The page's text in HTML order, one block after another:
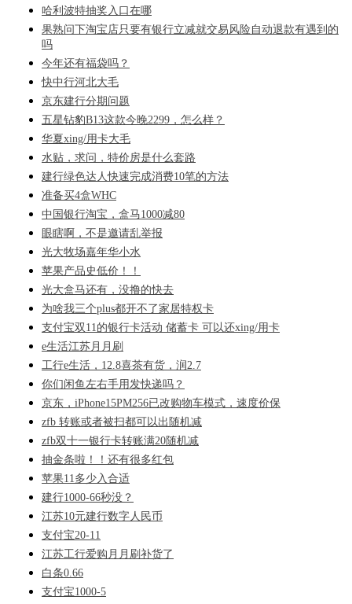
哈利波特抽奖入口在哪
果熟问下淘宝店只要有银行立减就交易风险自动退款有遇到的
吗
今年还有福袋吗？
快中行河北大毛
京东建行分期问题
五星钻豹B13这款今晚2299，怎么样？
华夏xing/用卡大毛
水贴，求问，特价房是什么套路
建行绿色达人快速完成消费10笔的方法
准备买4盒WHC
中国银行淘宝，盒马1000减80
眼瞎啊，不是邀请乱举报
光大牧场嘉年华小水
苹果产品史低价！！
光大盒马还有，没撸的快去
为啥我三个plus都开不了家居特权卡
支付宝双11的银行卡活动 储蓄卡 可以还xing/用卡
e生活江苏月月刷
工行e生活，12.8喜茶有货，润2.7
你们闲鱼左右手用发快递吗？
京东，iPhone15PM256已改购物车模式，速度价保
zfb 转账或者被扫都可以出随机减
zfb双十一银行卡转账满20随机减
抽金条啦！！还有很多红包
苹果11多少入合适
建行1000-66秒没？
江苏10元建行数字人民币
支付宝20-11
江苏工行爱购月月刷补货了
白条0.66
支付宝1000-5